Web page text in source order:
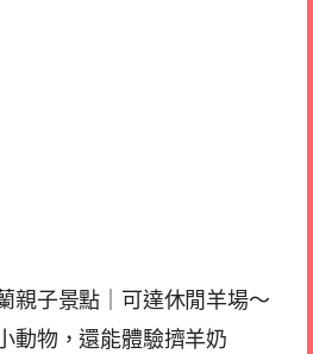
親子景點｜可達休閒羊場～
動物，還能體驗擠羊奶